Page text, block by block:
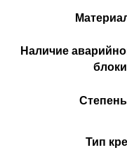
Наличие
Тип